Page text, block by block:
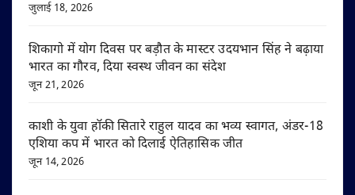
जुलाई 18, 2026
शिकागो में योग दिवस पर बड़ौत के मास्टर उदयभान सिंह ने बढ़ाया
भारत का गौरव, दिया स्वस्थ जीवन का संदेश
जून 21, 2026
काशी के युवा हॉकी सितारे राहुल यादव का भव्य स्वागत, अंडर-18
एशिया कप में भारत को दिलाई ऐतिहासिक जीत
जून 14, 2026